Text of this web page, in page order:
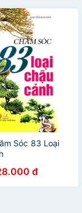
Sóc 83 Loại
đ